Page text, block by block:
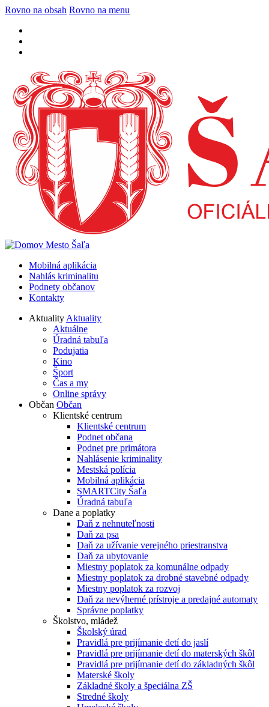
Rovno na obsah Rovno na menu
Mobilná aplikácia
Nahlás kriminalitu
Podnety občanov
Kontakty
AktualityAktuality
Aktuálne
Úradná tabuľa
Podujatia
Kino
Šport
Čas a my
Online správy
Občan Občan
Klientské centrum
Klientské centrum
Podnet občana
Podnet pre primátora
Nahlásenie kriminality
Mestská polícia
Mobilná aplikácia
SMARTCity Šaľa
Úradná tabuľa
Dane a poplatky
Daň z nehnuteľnosti
Daň za psa
Daň za užívanie verejného priestranstva
Daň za ubytovanie
Miestny poplatok za komunálne odpady
Miestny poplatok za drobné stavebné odpady
Miestny poplatok za rozvoj
Daň za nevýherné prístroje a predajné automaty
Správne poplatky
Školstvo, mládež
Školský úrad
Pravidlá pre prijímanie detí do jaslí
Pravidlá pre prijímanie detí do materských škôl
Pravidlá pre prijímanie detí do základných škôl
Materské školy
Základné školy a špeciálna ZŠ
Stredné školy